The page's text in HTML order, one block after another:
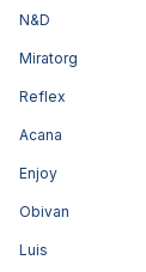
N&D
Miratorg
Reflex
Acana
Enjoy
Obivan
Luis